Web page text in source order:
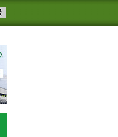
メール配信を登録す